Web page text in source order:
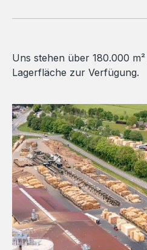
Uns stehen über 180.000
Lagerfläche zur Verfügung.